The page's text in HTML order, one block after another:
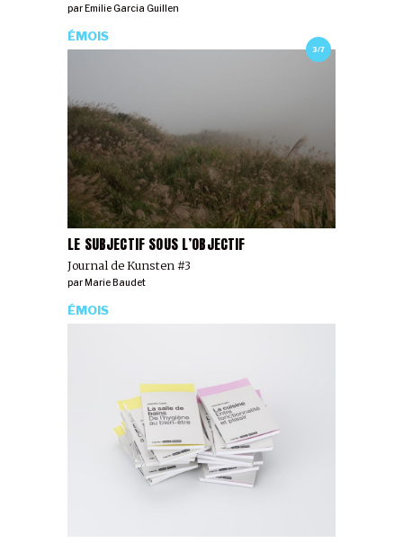
par Emilie Garcia Guillen
3/7
LE SUBJECTIF SOUS L’OBJECTIF
Journal de Kunsten #3
ÉMOIS
parMarie Baudet
ÉMOIS